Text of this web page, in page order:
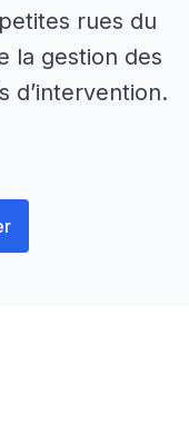
rues du
la gestion des
d’intervention.